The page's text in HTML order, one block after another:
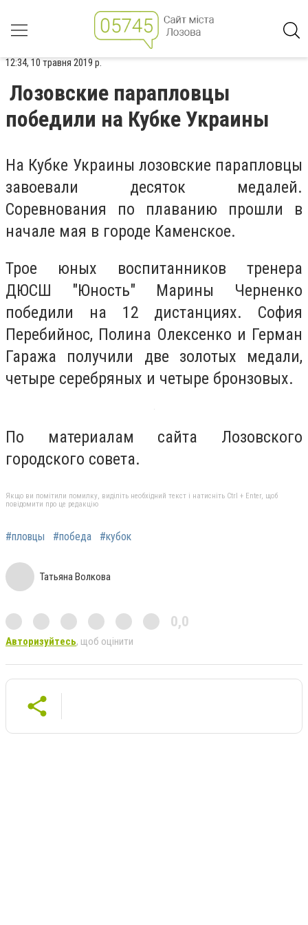
12:34, 10 травня 2019 р.
Лозовские парапловцы
победили на Кубке Украины
На Кубке Украины лозовские парапловцы
завоевали десяток медалей.
Соревнования по плаванию прошли в
начале мая в городе Каменское.
Трое юных воспитанников тренера
ДЮСШ "Юность" Марины Черненко
победили на 12 дистанциях. София
Перебийнос, Полина Олексенко и Герман
Гаража получили две золотых медали,
четыре серебряных и четыре бронзовых.
По материалам сайта Лозовского
городского совета.
Якщо ви помітили помилку, виділіть необхідний текст і натисніть Ctrl + Enter, щоб
повідомити про це редакцію
#пловцы #победа #кубок
Татьяна Волкова
0,0
Авторизуйтесь, щоб оцінити